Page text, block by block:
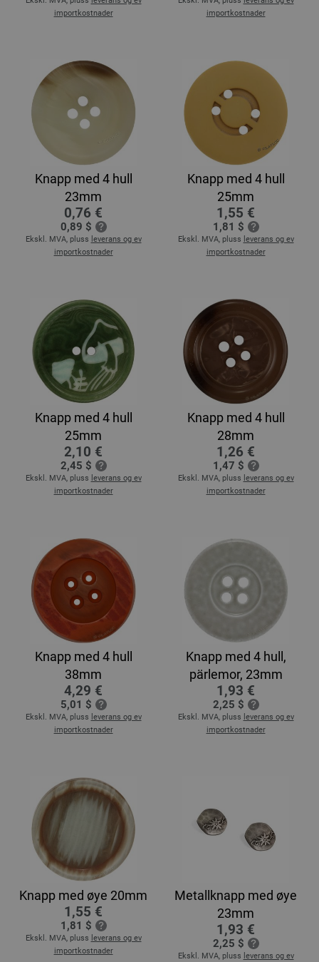
importkostnader
importkostnader
Knapp med 4 hull
23mm
0,76 €
0,89 $
Ekskl. MVA, pluss leverans og ev
importkostnader
Knapp med 4 hull
25mm
1,55 €
1,81 $
Ekskl. MVA, pluss leverans og ev
importkostnader
Knapp med 4 hull
25mm
2,10 €
2,45 $
Ekskl. MVA, pluss leverans og ev
importkostnader
Knapp med 4 hull
28mm
1,26 €
1,47 $
Ekskl. MVA, pluss leverans og ev
importkostnader
Knapp med 4 hull
38mm
4,29 €
5,01 $
Ekskl. MVA, pluss leverans og ev
importkostnader
Knapp med 4 hull,
pärlemor, 23mm
1,93 €
2,25 $
Ekskl. MVA, pluss leverans og ev
importkostnader
Knapp med øye 20mm
1,55 €
1,81 $
Ekskl. MVA, pluss leverans og ev
importkostnader
Metallknapp med øye
23mm
1,93 €
2,25 $
Ekskl. MVA, pluss leverans og ev